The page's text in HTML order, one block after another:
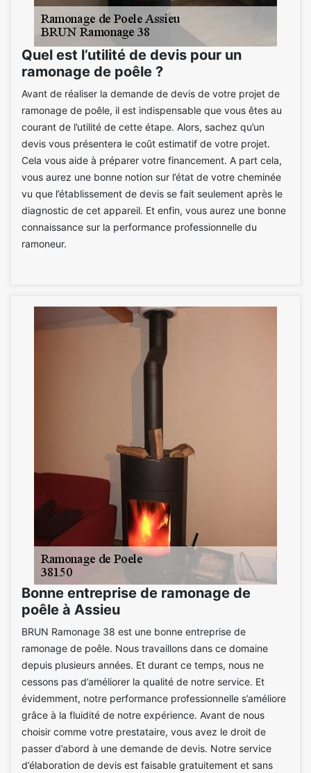
Quel est l’utilité de devis pour un
ramonage de poêle ?
Avant de réaliser la demande de devis de votre projet de
ramonage de poêle, il est indispensable que vous êtes au
courant de l’utilité de cette étape. Alors, sachez qu’un
devis vous présentera le coût estimatif de votre projet.
Cela vous aide à préparer votre financement. A part cela,
vous aurez une bonne notion sur l’état de votre cheminée
vu que l’établissement de devis se fait seulement après le
diagnostic de cet appareil. Et enfin, vous aurez une bonne
connaissance sur la performance professionnelle du
ramoneur.
Bonne entreprise de ramonage de
poêle à Assieu
BRUN Ramonage 38 est une bonne entreprise de
ramonage de poêle. Nous travaillons dans ce domaine
depuis plusieurs années. Et durant ce temps, nous ne
cessons pas d’améliorer la qualité de notre service. Et
évidemment, notre performance professionnelle s’améliore
grâce à la fluidité de notre expérience. Avant de nous
choisir comme votre prestataire, vous avez le droit de
passer d’abord à une demande de devis. Notre service
d’élaboration de devis est faisable gratuitement et sans